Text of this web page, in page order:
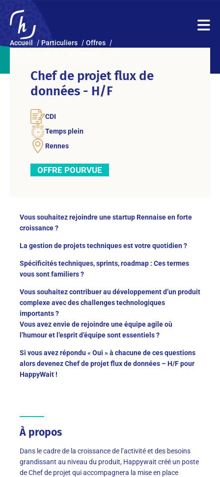
Accueil Particuliers
Offres
Chef de projet flux de
données - H/F
CDI
Temps plein
Rennes
OFFRE POURVUE
Vous souhaitez rejoindre une startup Rennaise en forte
croissance ?
La gestion de projets techniques est votre quotidien ?
Spécificités techniques, sprints, roadmap : Ces termes
vous sont familiers ?
Vous souhaitez contribuer au développement d’un produit
complexe avec des challenges technologiques
importants ?
Vous avez envie de rejoindre une équipe agile où
l’humour et l’esprit d’équipe sont essentiels ?
Si vous avez répondu « Oui » à chacune de ces questions
alors devenez Chef de projet flux de données – H/F pour
HappyWait !
À propos
Dans le cadre de la croissance de l’activité et des besoins
grandissant au niveau du produit, Happywait créé un poste
de Chef de projet qui accompagnera la mise en place